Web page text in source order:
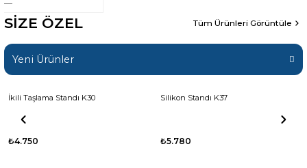
SİZE ÖZEL Tüm Ürünleri Görüntüle
Yeni Ürünler
İkili Taşlama Standı K30
₺4.750
Silikon Standı K37
₺5.780